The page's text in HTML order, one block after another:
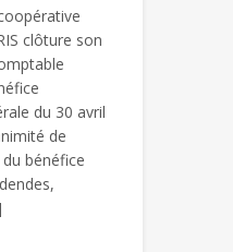
clôture son
du 30 avril
de
bénéfice